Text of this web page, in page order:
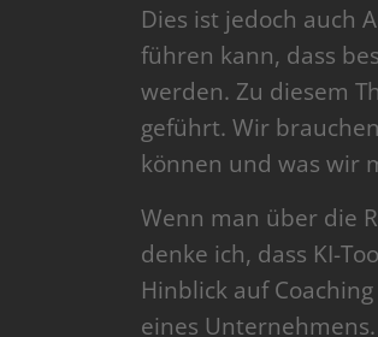
Dies ist jedoch auch
führen kann, dass
werden. Zu diesem
geführt. Wir
können und was wir
Wenn man über die
denke ich, dass KI-
Hinblick auf
eines